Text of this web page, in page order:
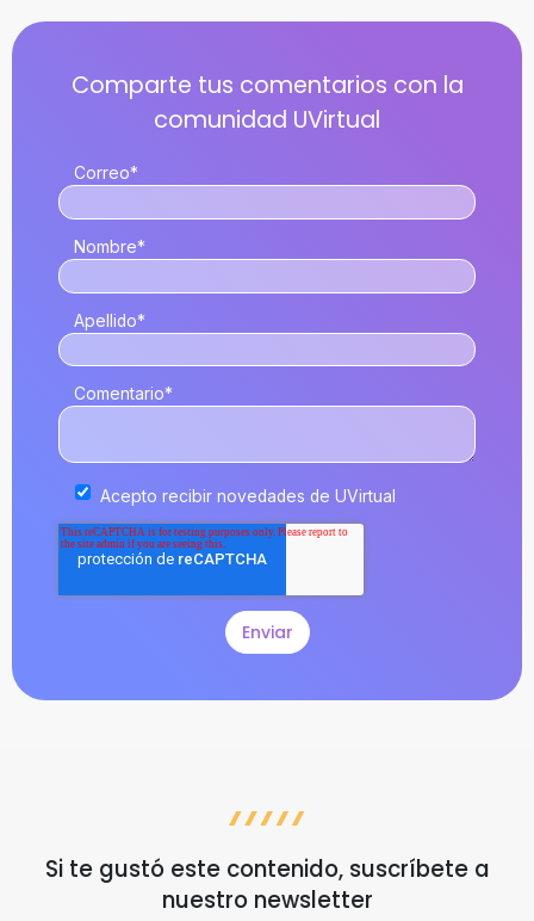
Correo*
Nombre*
Apellido*
Comentario*
Acepto recibir novedades de UVirtual
Si te gustó este contenido, suscríbete a
nuestro newsletter